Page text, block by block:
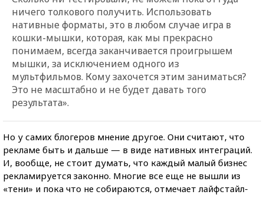
ничего толкового получить. Использовать
нативные форматы, это в любом случае игра в
кошки-мышки, которая, как мы прекрасно
понимаем, всегда заканчивается проигрышем
мышки, за исключением одного из
мультфильмов. Кому захочется этим заниматься?
Это не масштабно и не будет давать того
результата».
Но у самих блогеров мнение другое. Они считают, что
рекламе быть и дальше — в виде нативных интеграций.
И, вообще, не стоит думать, что каждый малый бизнес
рекламируется законно. Многие все еще не вышли из
«тени» и пока что не собираются, отмечает лайфстайл-